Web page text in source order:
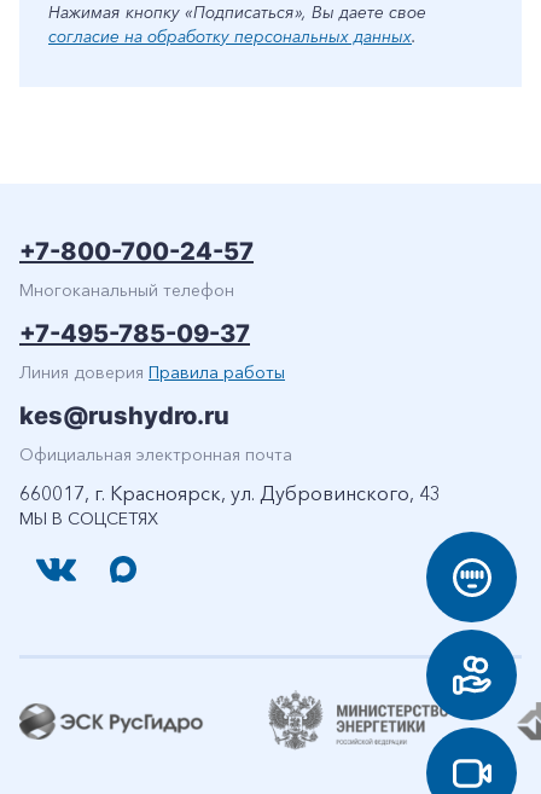
Нажимая кнопку «Подписаться», Вы даете свое
согласие на обработку персональных данных.
МЫ В СОЦСЕТЯХ
+7-800-700-24-57
Многоканальный телефон
+7-495-785-09-37
Линия доверия Правила работы
kes@rushydro.ru
Официальная электронная почта
660017, г. Красноярск, ул. Дубровинского, 43